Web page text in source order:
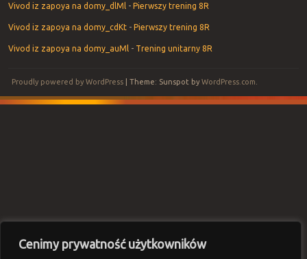
Cenimy prywatność użytkowników
Vivod iz zapoya na domy_dlMl- Pierwszy trening 8R
Vivod iz zapoya na domy_cdKt- Pierwszy trening 8R
Vivod iz zapoya na domy_auMl- Trening unitarny 8R
Proudly powered by WordPress |Theme: Sunspot byWordPress.com